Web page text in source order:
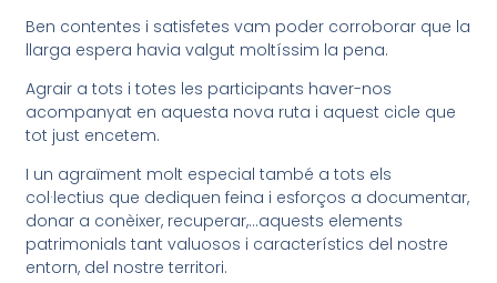
Ben contentes i satisfetes vam poder corroborar que la
llarga espera havia valgut moltíssim la pena.
Agrair a tots i totes les participants haver-nos
acompanyat en aquesta nova ruta i aquest cicle que
tot just encetem.
I un agraïment molt especial també a tots els
col·lectius que dediquen feina i esforços a documentar,
donar a conèixer, recuperar,…aquests elements
patrimonials tant valuosos i característics del nostre
entorn, del nostre territori.